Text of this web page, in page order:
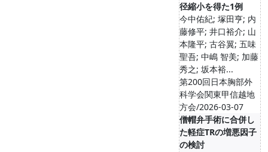
径縮小を得た1例
今中佑紀; 塚田亨; 内
藤修平; 井口裕介; 山
本隆平; 古谷翼; 五味
聖吾; 中嶋 智美; 加藤
秀之; 坂本裕...
第200回日本胸部外
科学会関東甲信越地
方会/2026-03-07
僧帽弁手術に合併し
た軽症TRの増悪因子
の検討